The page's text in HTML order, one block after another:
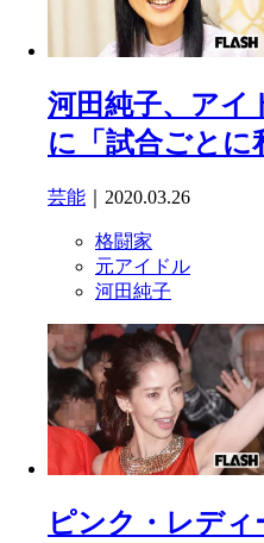
河田純子、アイ
に「試合ごとに
芸能 ｜2020.03.26
格闘家
元アイドル
河田純子
ピンク・レディ